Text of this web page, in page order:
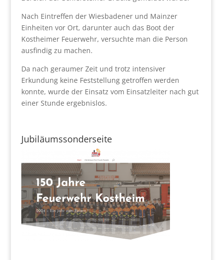
Nach Eintreffen der Wiesbadener und Mainzer
Einheiten vor Ort, darunter auch das Boot der
Kostheimer Feuerwehr, versuchte man die Person
ausfindig zu machen.
Da nach geraumer Zeit und trotz intensiver
Erkundung keine Feststellung getroffen werden
konnte, wurde der Einsatz vom Einsatzleiter nach gut
einer Stunde ergebnislos.
Jubiläumssonderseite